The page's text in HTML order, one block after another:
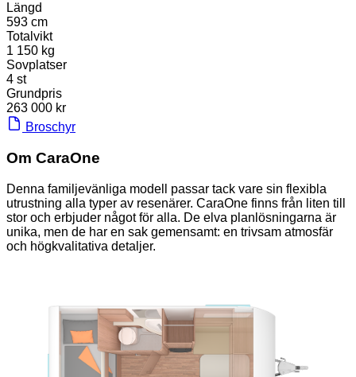
Längd
593 cm
Totalvikt
1 150 kg
Sovplatser
4 st
Grundpris
263 000 kr
Broschyr
Om CaraOne
Denna familjevänliga modell passar tack vare sin flexibla
utrustning alla typer av resenärer. CaraOne finns från liten till
stor och erbjuder något för alla. De elva planlösningarna är
unika, men de har en sak gemensamt: en trivsam atmosfär
och högkvalitativa detaljer.